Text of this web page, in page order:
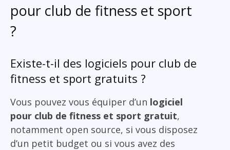
pour club de fitness et sport
?
Existe-t-il des logiciels pour club de
fitness et sport gratuits ?
Vous pouvez vous équiper d’un logiciel
pour club de fitness et sport gratuit,
notamment open source, si vous disposez
d’un petit budget ou si vous avez des